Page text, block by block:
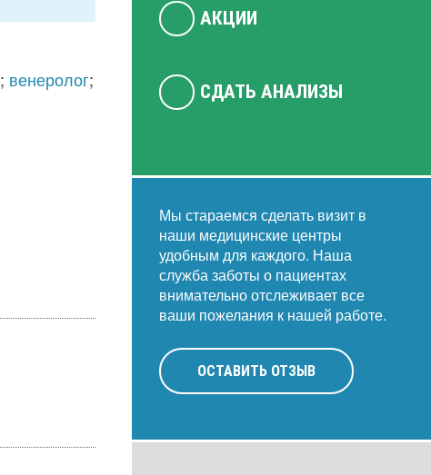
; венеролог;
АКЦИИ
СДАТЬ АНАЛИЗЫ
Мы стараемся сделать визит в
наши медицинские центры
удобным для каждого. Наша
служба заботы о пациентах
внимательно отслеживает все
ваши пожелания к нашей работе.
ОСТАВИТЬ ОТЗЫВ